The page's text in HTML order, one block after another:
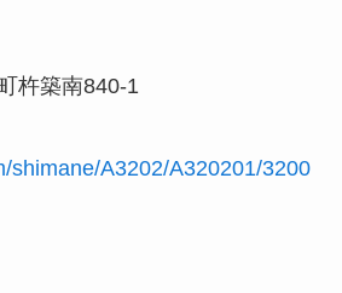
杵築南840-1
shimane/A3202/A320201/3200